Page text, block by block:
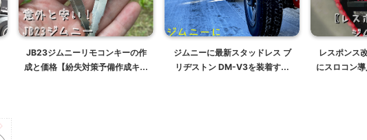
JB23ジムニーリモコンキーの作
成と価格【紛失対策予備作成キー
ジムニーに最新スタッドレス ブ
リヂストン DM-V3を装着する
レスポンス
にスロコン